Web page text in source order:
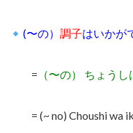
(〜の） 調子はいかが
= （〜の） ちょうし
= (~ no) Choushi wa